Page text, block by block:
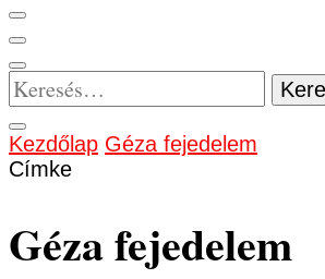
Keresés:
Kezdőlap Géza fejedelem
Címke
Géza fejedelem